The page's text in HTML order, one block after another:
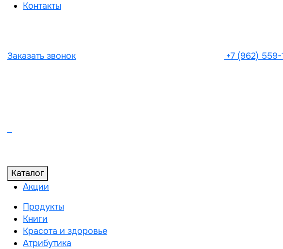
Контакты
Заказать звонок +7 (962)
Каталог
Акции
Продукты
Книги
Красота и здоровье
Атрибутика